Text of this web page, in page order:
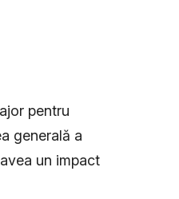
pentru
generală a
un impact